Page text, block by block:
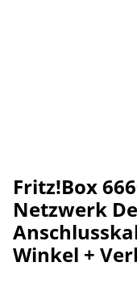
Fritz!Box
Netzwerk
Winkel +